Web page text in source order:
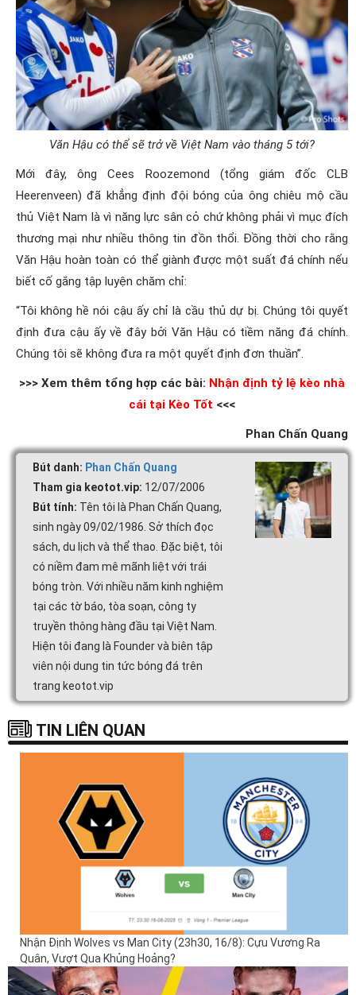
Văn Hậu có thể sẽ trở về Việt Nam vào tháng 5 tới?
Mới đây, ông Cees Roozemond (tổng giám đốc CLB
Heerenveen) đã khẳng định đội bóng của ông chiêu mộ cầu
thủ Việt Nam là vì năng lực sân cỏ chứ không phải vì mục đích
thương mại như nhiều thông tin đồn thổi. Đồng thời cho rằng
Văn Hậu hoàn toàn có thể giành được một suất đá chính nếu
biết cố gắng tập luyện chăm chỉ:
“Tôi không hề nói cậu ấy chỉ là cầu thủ dự bị. Chúng tôi quyết
định đưa cậu ấy về đây bởi Văn Hậu có tiềm năng đá chính.
Chúng tôi sẽ không đưa ra một quyết định đơn thuần”.
>>> Xem thêm tổng hợp các bài: Nhận định tỷ lệ kèo nhà
cái tại Kèo Tốt <<<
Phan Chấn Quang
Bút danh: Phan Chấn Quang
Tham gia keotot.vip: 12/07/2006
Bút tính: Tên tôi là Phan Chấn Quang,
sinh ngày 09/02/1986. Sở thích đọc
sách, du lịch và thể thao. Đặc biệt, tôi
có niềm đam mê mãnh liệt với trái
bóng tròn. Với nhiều năm kinh nghiệm
tại các tờ báo, tòa soạn, công ty
truyền thông hàng đầu tại Việt Nam.
Hiện tôi đang là Founder và biên tập
viên nội dung tin tức bóng đá trên
trang keotot.vip
TIN LIÊN QUAN
Nhận Định Wolves vs Man City (23h30, 16/8): Cựu Vương Ra
Quân, Vượt Qua Khủng Hoảng?